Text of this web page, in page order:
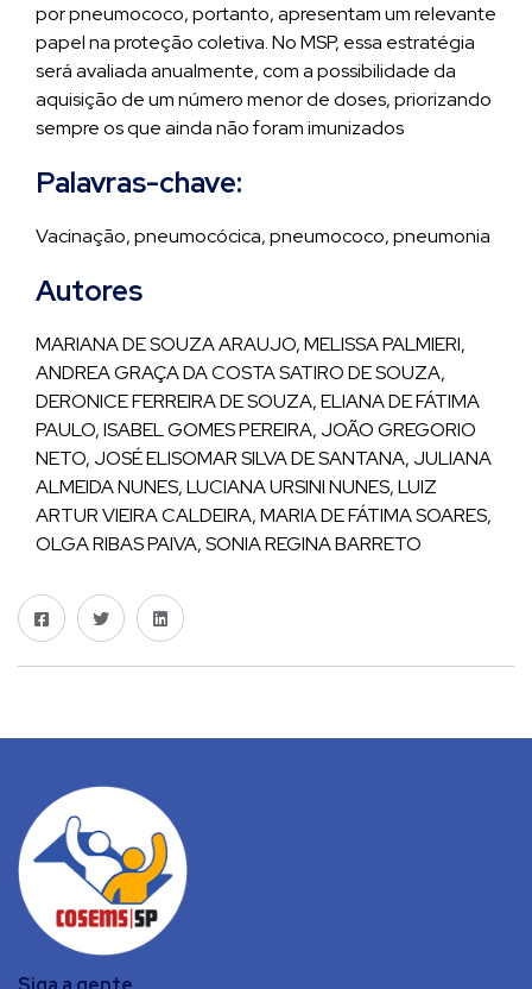
por pneumococo, portanto, apresentam um relevante
papel na proteção coletiva. No MSP, essa estratégia
será avaliada anualmente, com a possibilidade da
aquisição de um número menor de doses, priorizando
sempre os que ainda não foram imunizados
Palavras-chave:
Vacinação, pneumocócica, pneumococo, pneumonia
Autores
MARIANA DE SOUZA ARAUJO, MELISSA PALMIERI,
ANDREA GRAÇA DA COSTA SATIRO DE SOUZA,
DERONICE FERREIRA DE SOUZA, ELIANA DE FÁTIMA
PAULO, ISABEL GOMES PEREIRA, JOÃO GREGORIO
NETO, JOSÉ ELISOMAR SILVA DE SANTANA, JULIANA
ALMEIDA NUNES, LUCIANA URSINI NUNES, LUIZ
ARTUR VIEIRA CALDEIRA, MARIA DE FÁTIMA SOARES,
OLGA RIBAS PAIVA, SONIA REGINA BARRETO